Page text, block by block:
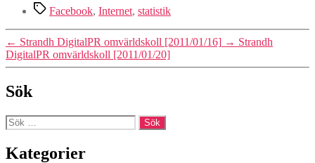
Etiketter
Facebook, Internet, statistik
← Strandh DigitalPR omvärldskoll [2011/01/16] → Strandh
DigitalPR omvärldskoll [2011/01/20]
Sök
Sök
efter:
Kategorier